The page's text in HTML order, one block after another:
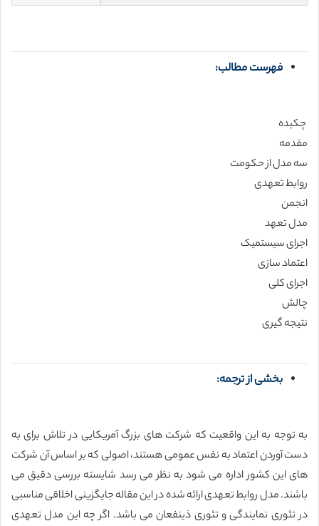
فهرست مطالب:
چکیده
مقدمه
سه مدل از حکومت
روابط تعهدی
انجمن
مدل تعهد
اجرای سیستمیک
اعتماد سازی
اجرای کلی
چالش
نتیجه گیری
بخشی از ترجمه:
به توجه به این واقعیت که شرکت های بزرگ آمریکایی در تلاش برای به
دست آوردن اعتماد به نفس عمومی هستند، اصولی که بر اساس آن شرکت
های این کشور اداره می شود به نظر می رسد شایسته بررسی دقیق می
باشند. مدل روابط تعهدی ارائه شده در این مقاله جایگزینی اخلاقی مناسبی
در تئوری نمایندگی و تئوری ذینفعان می باشد. اگر چه این مدل تعهدی